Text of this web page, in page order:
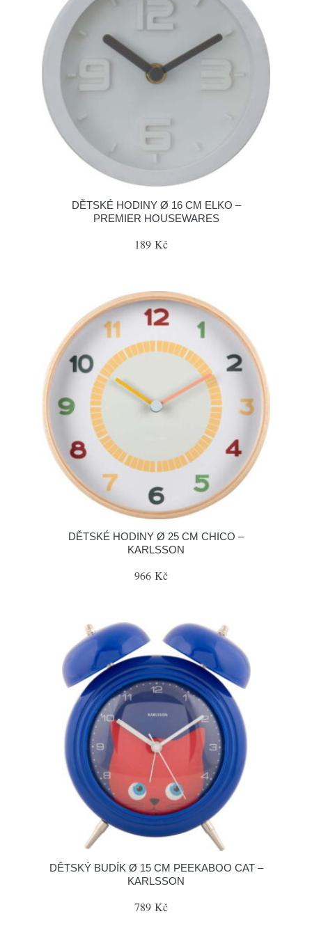
DĚTSKÉ HODINY Ø 16 CM ELKO –
PREMIER HOUSEWARES
189 Kč
DĚTSKÉ HODINY Ø 25 CM CHICO –
KARLSSON
966 Kč
DĚTSKÝ BUDÍK Ø 15 CM PEEKABOO CAT –
KARLSSON
789 Kč